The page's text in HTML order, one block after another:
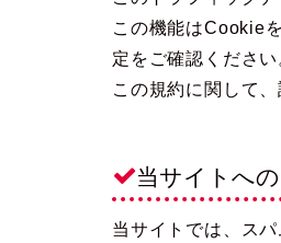
この機能はCookie
定をご確認ください
この規約に関して
当サイトへ
当サイトでは、ス